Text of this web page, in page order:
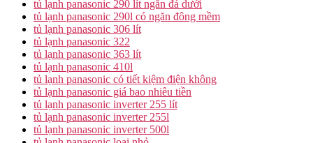
tủ lạnh panasonic 290 lít ngăn đá dưới
tủ lạnh panasonic 290l có ngăn đông mềm
tủ lạnh panasonic 306 lít
tủ lạnh panasonic 322
tủ lạnh panasonic 363 lít
tủ lạnh panasonic 410l
tủ lạnh panasonic có tiết kiệm điện không
tủ lạnh panasonic giá bao nhiêu tiền
tủ lạnh panasonic inverter 255 lít
tủ lạnh panasonic inverter 255l
tủ lạnh panasonic inverter 500l